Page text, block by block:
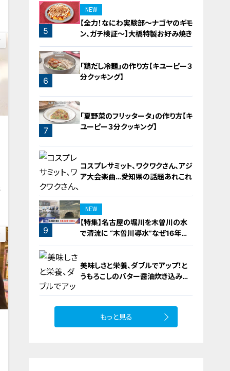
5
NEW
【全力！なにわ実験部～ナゴヤのギモ
ン、ガチ検証～】大橋特製お好み焼き
6
「鶏だし冷麺」の作り方【キユーピー３
分クッキング】
7
「夏野菜のフリッタータ」の作り方【キ
ユーピー３分クッキング】
8
コスプレサミット、ワクワクさん、アジ
ア大会楽曲…愛知県の話題あれこれ
9
NEW
【特集】名古屋の堀川を木曽川の水
で清流に “木曽川導水”なぜ16年ぶ
り？【newsX】
美味しさと栄養、ダブルでアップ！と
うもろこしのバター醤油炊き込みご
もっと見る